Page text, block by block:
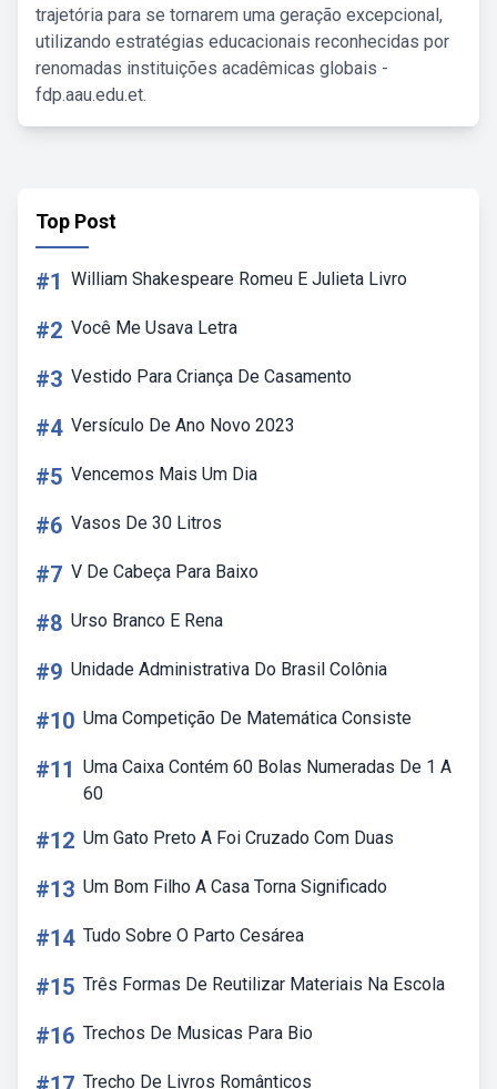
trajetória para se tornarem uma geração excepcional,
utilizando estratégias educacionais reconhecidas por
renomadas instituições acadêmicas globais -
fdp.aau.edu.et.
Top Post
#1 William Shakespeare Romeu E Julieta Livro
#2 Você Me Usava Letra
#3 Vestido Para Criança De Casamento
#4 Versículo De Ano Novo 2023
#5 Vencemos Mais Um Dia
#6 Vasos De 30 Litros
#7 V De Cabeça Para Baixo
#8 Urso Branco E Rena
#9 Unidade Administrativa Do Brasil Colônia
#10 Uma Competição De Matemática Consiste
#11 Uma Caixa Contém 60 Bolas Numeradas De 1 A
60
#12 Um Gato Preto A Foi Cruzado Com Duas
#13 Um Bom Filho A Casa Torna Significado
#14 Tudo Sobre O Parto Cesárea
#15 Três Formas De Reutilizar Materiais Na Escola
#16 Trechos De Musicas Para Bio
Trecho De Livros Românticos